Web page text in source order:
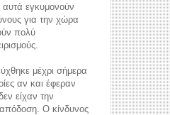
αυτά εγκυμονούν
για την χώρα
πολύ
μέχρι σήμερα
αν και έφεραν
είχαν την
Ο κίνδυνος